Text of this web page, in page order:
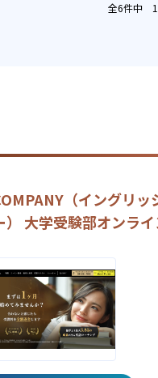
全6件中 1
（イングリッ
） 大学受験部オンライ